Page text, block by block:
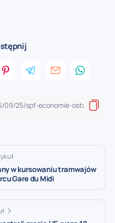
w kursowaniu tramwajów
Gare du Midi